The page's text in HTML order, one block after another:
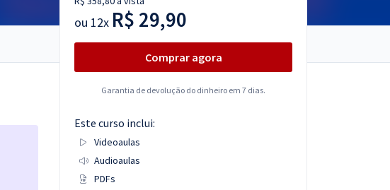
ou 12x R$ 29,90
Comprar agora
Garantia de devolução do dinheiro em 7 dias.
Este curso inclui:
Videoaulas
Audioaulas
PDFs